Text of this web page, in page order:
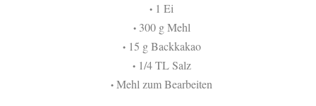
• 1 Ei
•300 g Mehl
•15 g Backkakao
•1/4 TL Salz
• Mehl zum Bearbeiten